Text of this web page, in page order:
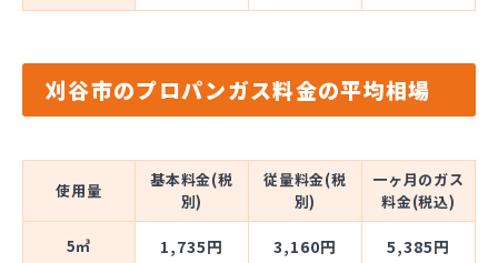
刈谷市のプロパンガス料金の平均相場
使用量
基本料金(税
別)
従量料金(税
別)
一ヶ月のガス
料金(税込)
5㎥ 1,735円 3,160円 5,385円